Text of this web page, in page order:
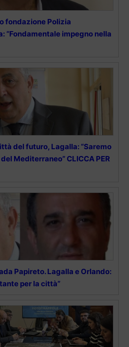
fondazione Polizia
“Fondamentale impegno nella
del futuro, Lagalla: “Saremo
Mediterraneo” CLICCA PER
Papireto. Lagalla e Orlando:
per la città”